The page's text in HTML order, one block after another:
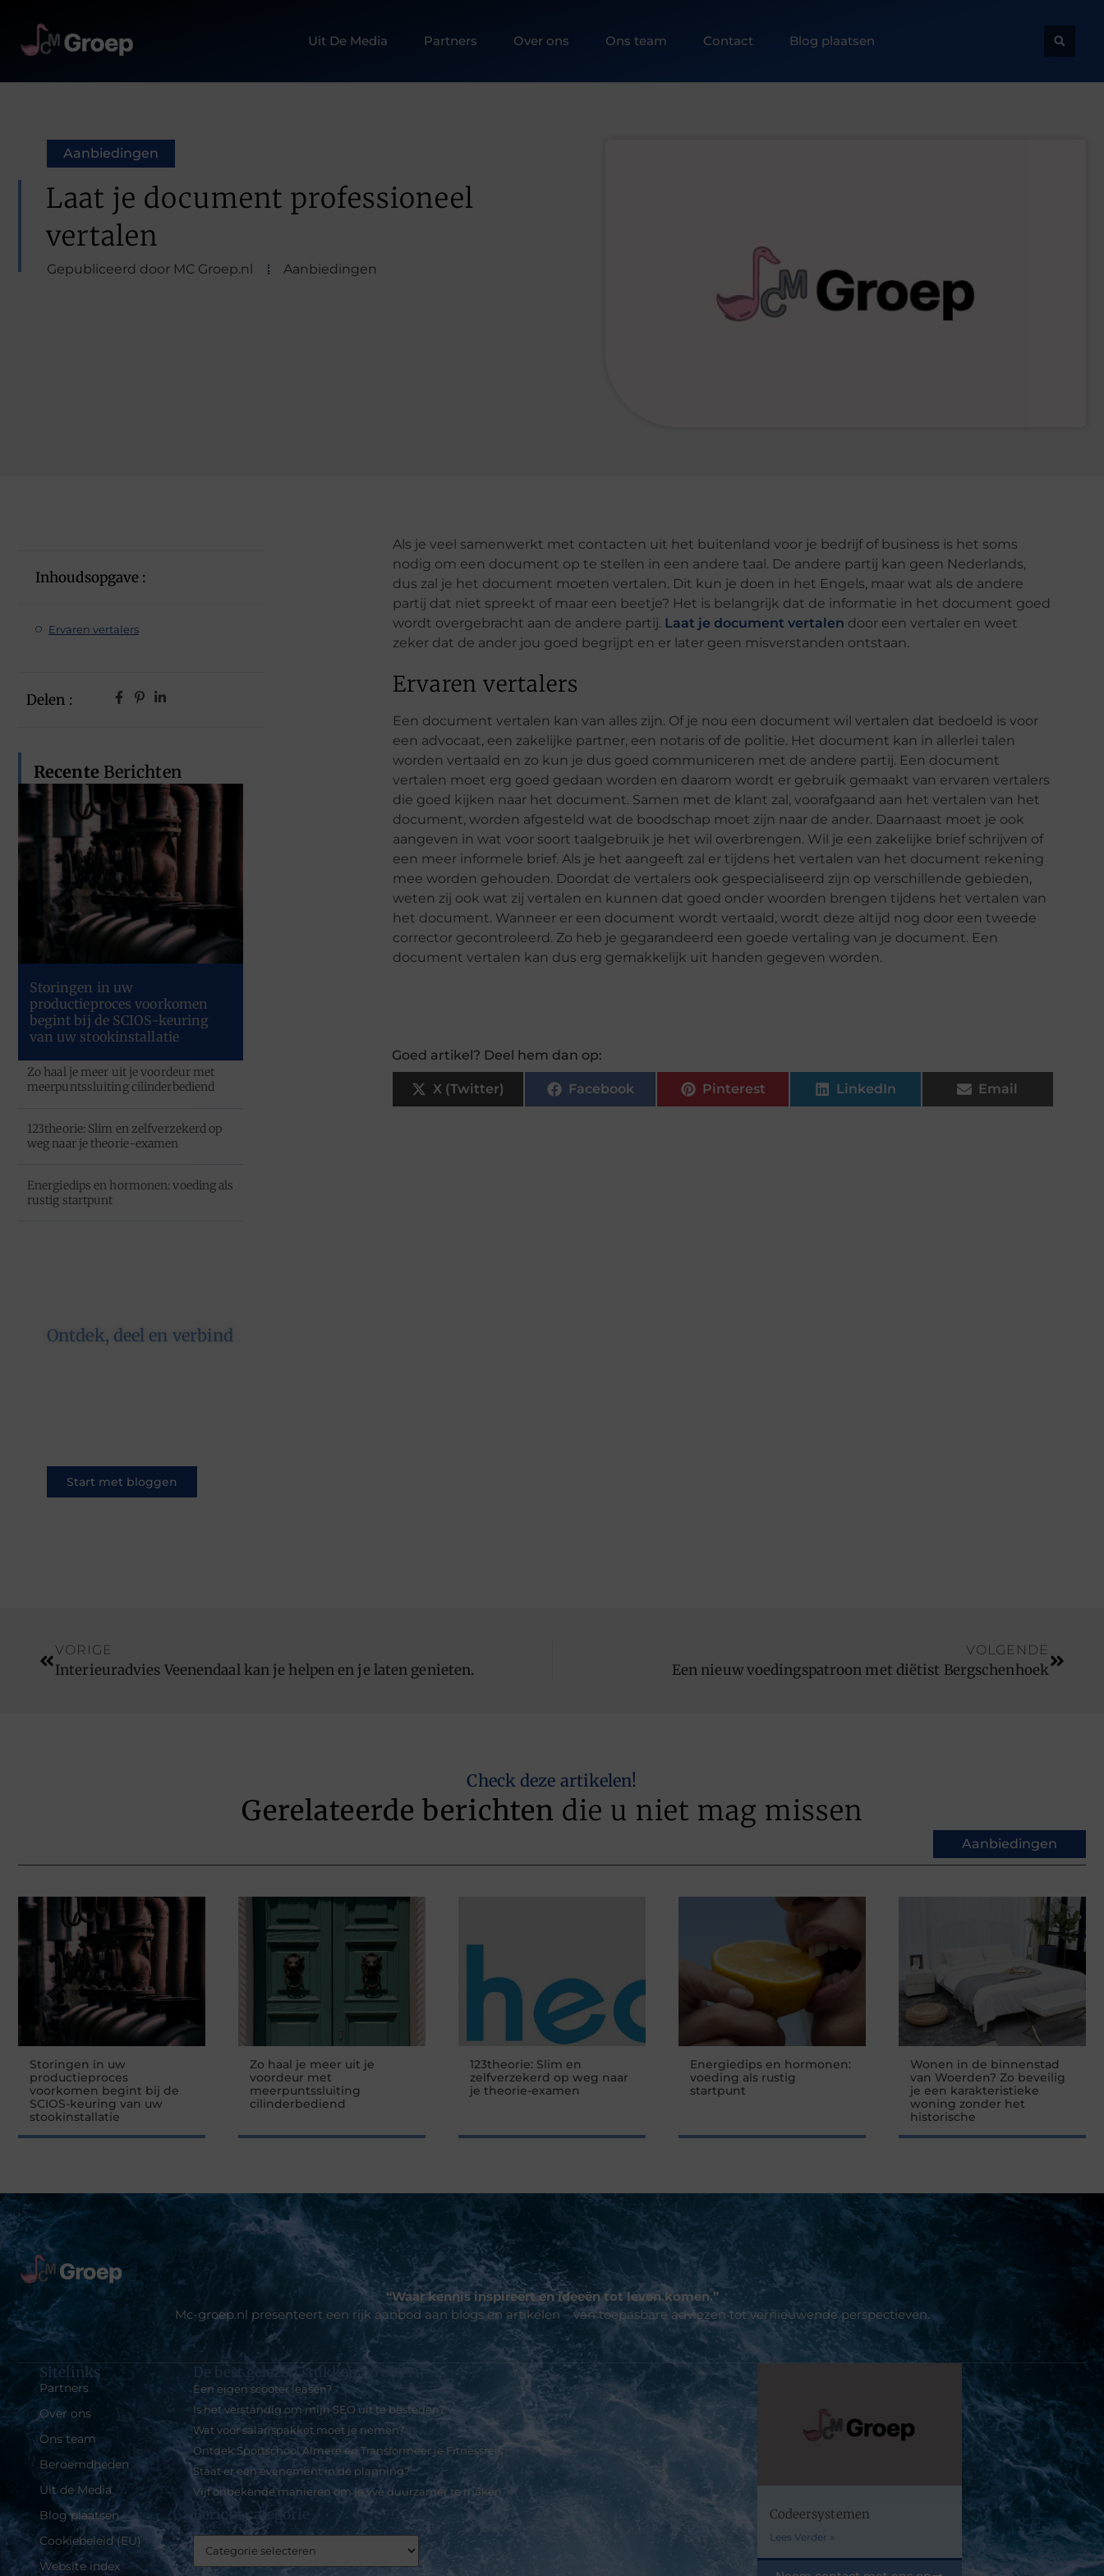
Uit De Media Partners Over ons Ons team Contact Blog plaatsen
Aanbiedingen
Laat je document professioneel
vertalen
Gepubliceerd door MC Groep.nl Aanbiedingen
Inhoudsopgave :
Ervaren vertalers
Delen :
Recente Berichten
Storingen in uw
productieproces voorkomen
begint bij de SCIOS-keuring
van uw stookinstallatie
Zo haal je meer uit je voordeur met
meerpuntssluiting cilinderbediend
123theorie: Slim en zelfverzekerd op
weg naar je theorie-examen
Energiedips en hormonen: voeding als
rustig startpunt
Ontdek, deel en verbind
Start met bloggen
Als je veel samenwerkt met contacten uit het buitenland voor je bedrijf of business is het soms
nodig om een document op te stellen in een andere taal. De andere partij kan geen Nederlands,
dus zal je het document moeten vertalen. Dit kun je doen in het Engels, maar wat als de andere
partij dat niet spreekt of maar een beetje? Het is belangrijk dat de informatie in het document goed
wordt overgebracht aan de andere partij. Laat je document vertalen door een vertaler en weet
zeker dat de ander jou goed begrijpt en er later geen misverstanden ontstaan.
Ervaren vertalers
Een document vertalen kan van alles zijn. Of je nou een document wil vertalen dat bedoeld is voor
een advocaat, een zakelijke partner, een notaris of de politie. Het document kan in allerlei talen
worden vertaald en zo kun je dus goed communiceren met de andere partij. Een document
vertalen moet erg goed gedaan worden en daarom wordt er gebruik gemaakt van ervaren vertalers
die goed kijken naar het document. Samen met de klant zal, voorafgaand aan het vertalen van het
document, worden afgesteld wat de boodschap moet zijn naar de ander. Daarnaast moet je ook
aangeven in wat voor soort taalgebruik je het wil overbrengen. Wil je een zakelijke brief schrijven of
een meer informele brief. Als je het aangeeft zal er tijdens het vertalen van het document rekening
mee worden gehouden. Doordat de vertalers ook gespecialiseerd zijn op verschillende gebieden,
weten zij ook wat zij vertalen en kunnen dat goed onder woorden brengen tijdens het vertalen van
het document. Wanneer er een document wordt vertaald, wordt deze altijd nog door een tweede
corrector gecontroleerd. Zo heb je gegarandeerd een goede vertaling van je document. Een
document vertalen kan dus erg gemakkelijk uit handen gegeven worden.
Goed artikel? Deel hem dan op:
X (Twitter) Facebook Pinterest LinkedIn Email
VORIGE
Interieuradvies Veenendaal kan je helpen en je laten genieten.
VOLGENDE
Een nieuw voedingspatroon met diëtist Bergschenhoek
Check deze artikelen!
Gerelateerde berichten die u niet mag missen
Aanbiedingen
Storingen in uw
productieproces
voorkomen begint bij de
SCIOS-keuring van uw
stookinstallatie
Zo haal je meer uit je
voordeur met
meerpuntssluiting
cilinderbediend
123theorie: Slim en
zelfverzekerd op weg naar
je theorie-examen
Energiedips en hormonen:
voeding als rustig
startpunt
Wonen in de binnenstad
van Woerden? Zo beveilig
je een karakteristieke
woning zonder het
historische
“Waar kennis inspireert en ideeën tot leven komen.”
Mc-groep.nl presenteert een rijk aanbod aan blogs en artikelen – van toepasbare adviezen tot vernieuwende perspectieven.
Sitelinks
Partners
Over ons
Ons team
Beroemdheden
Uit de Media
Blog plaatsen
Cookiebeleid (EU)
Website index
De best gelezen stukken op een rij
Een eigen scooter leasen?
Is het verstandig om mijn SEO uit te besteden?
Wat voor salarispakket moet je nemen?
Ontdek Sportschool Almere en Transformeer je Fitnessreis
Staat er een evenement in de planning?
Vijf onbekende manieren om je vve duurzamer te maken
Bericht categorie Codeersystemen
Lees Verder »